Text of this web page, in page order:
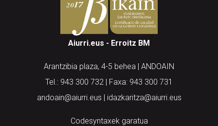
Aiurri.eus - Erroitz BM
Arantzibia plaza, 4-5 behea | ANDOAIN
Tel.: 943 300 732 | Faxa: 943 300 731
andoain@aiurri.eus | idazkaritza@aiurri.eus
Codesyntaxek garatua